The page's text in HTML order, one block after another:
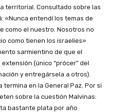
territorial. Consultado sobre las
«Nunca entendí los temas de
como el nuestro. Nosotros no
como tienen los israelíes»
sarmientino de que el
(único “prócer” del
y entregársela a otros).
termina en la General Paz. Por si
sobre la cuestión Malvinas:
bastante plata por año